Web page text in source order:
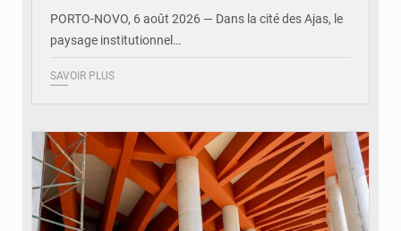
PORTO-NOVO, 6 août 2026 — Dans la cité des Ajas, le
paysage institutionnel…
SAVOIR PLUS